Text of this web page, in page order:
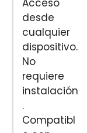
Acceso
desde
cualquier
dispositivo.
No
requiere
instalación
.
Compatibl